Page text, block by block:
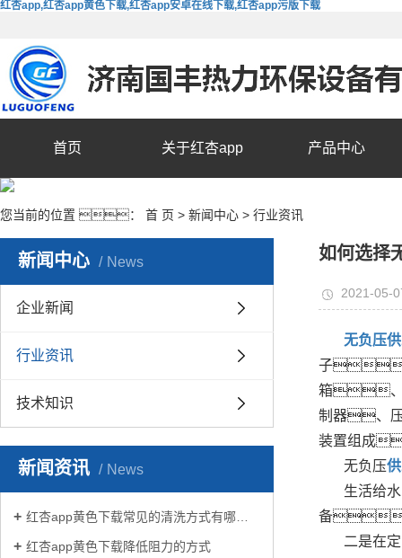
红杏app,红杏app黄色下载,红杏app安卓在线下载,红杏app污版下载
首页 关于红杏app 产品中心
您当前的位置 ： 首 页 > 新闻中心 > 行业资讯
新闻中心 News
企业新闻
行业资讯
技术知识
新闻资讯 News
红杏app黄色下载常见的清洗方式有哪些？
红杏app黄色下载降低阻力的方式
如何选
2021-05-
无负压
子
箱、
制器、
装置组成
无负压
生活给
备
二是在